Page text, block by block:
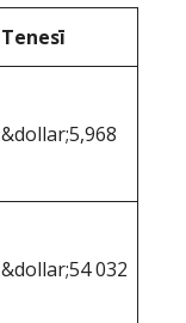
Tenesī
&dollar;5,968
&dollar;54 032